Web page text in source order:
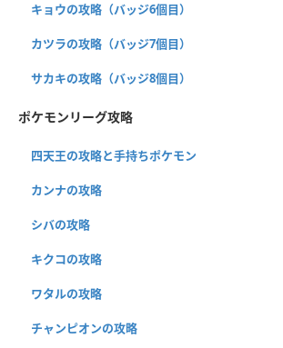
キョウの攻略（バッジ6個目）
カツラの攻略（バッジ7個目）
サカキの攻略（バッジ8個目）
ポケモンリーグ攻略
四天王の攻略と手持ちポケモン
カンナの攻略
シバの攻略
キクコの攻略
ワタルの攻略
チャンピオンの攻略